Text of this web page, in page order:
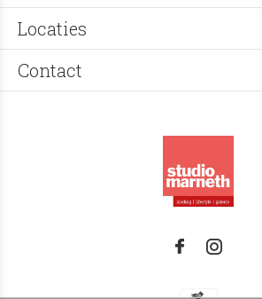
Locaties
Contact